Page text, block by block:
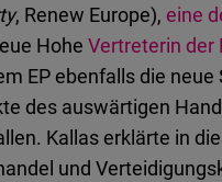
, Renew Europe), eine
Hohe Vertreterin der
EP ebenfalls die
des auswärtigen
Kallas erklärte in
und